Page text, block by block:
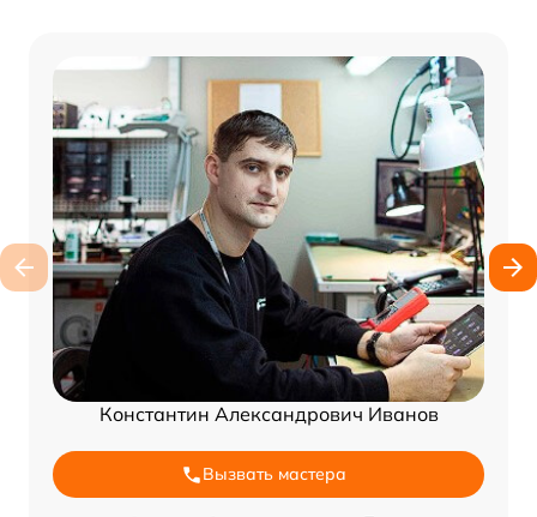
Константин Александрович Иванов
Вызвать мастера